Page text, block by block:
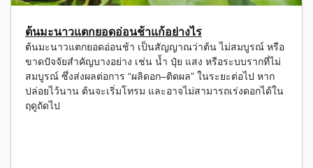
ต้นมะนาวแตกยอดอ่อนช้าแก้อย่างไร
ต้นมะนาวแตกยอดอ่อนช้า เป็นสัญญาณว่าต้น ไม่สมบูรณ์ หรือ
ขาดปัจจัยสำคัญบางอย่าง เช่น น้ำ ปุ๋ย แสง หรือระบบรากที่ไม่
สมบูรณ์ ซึ่งส่งผลต่อการ “ผลิดอก–ติดผล” ในระยะต่อไป หาก
ปล่อยไว้นาน ต้นจะเริ่มโทรม และอาจไม่สามารถเร่งดอกได้ใน
ฤดูถัดไป